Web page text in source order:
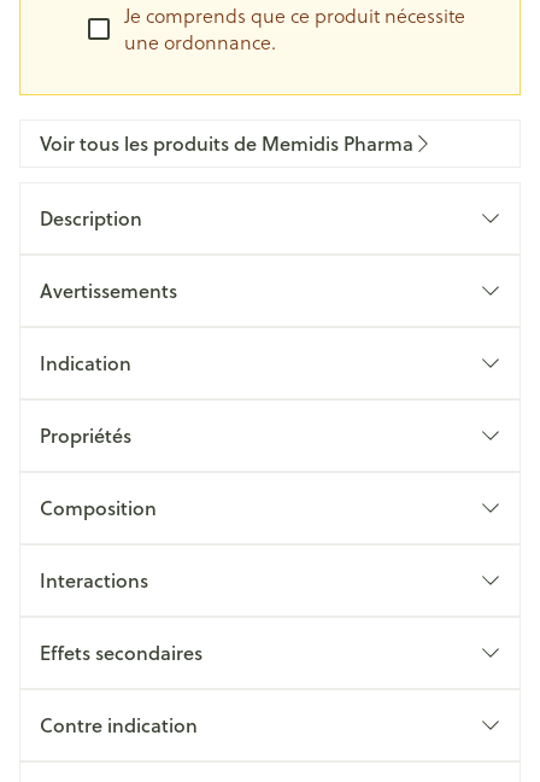
Je comprends que ce produit nécessite
une ordonnance.
Voir tous les produits de Memidis Pharma
Description
Avertissements
Indication
Propriétés
Composition
Interactions
Effets secondaires
Contre indication